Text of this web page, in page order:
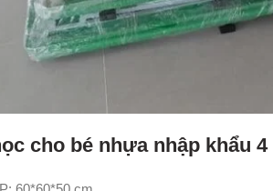
cho bé nhựa nhập khẩu